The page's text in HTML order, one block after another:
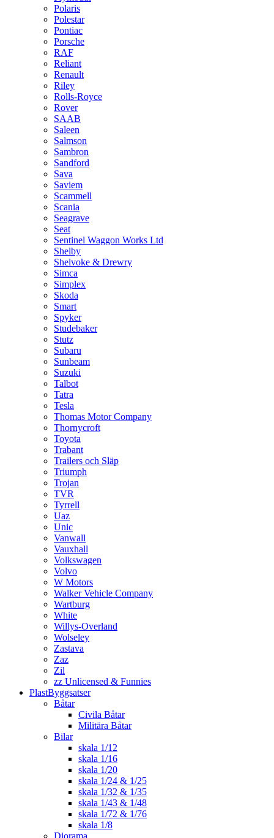
Polaris
Polestar
Pontiac
Porsche
RAF
Reliant
Renault
Riley
Rolls-Royce
Rover
SAAB
Saleen
Salmson
Sambron
Sandford
Sava
Saviem
Scammell
Scania
Seagrave
Seat
Sentinel Waggon Works Ltd
Shelby
Shelvoke & Drewry
Simca
Simplex
Skoda
Smart
Spyker
Studebaker
Stutz
Subaru
Sunbeam
Suzuki
Talbot
Tatra
Tesla
Thomas Motor Company
Thornycroft
Toyota
Trabant
Trailers och Släp
Triumph
Trojan
TVR
Tyrrell
Uaz
Unic
Vanwall
Vauxhall
Volkswagen
Volvo
W Motors
Walker Vehicle Company
Wartburg
White
Willys-Overland
Wolseley
Zastava
Zaz
Zil
zz Unlicensed & Funnies
PlastByggsatser
Båtar
Civila Båtar
Militära Båtar
Bilar
skala 1/12
skala 1/16
skala 1/20
skala 1/24 & 1/25
skala 1/32 & 1/35
skala 1/43 & 1/48
skala 1/72 & 1/76
skala 1/8
Diorama